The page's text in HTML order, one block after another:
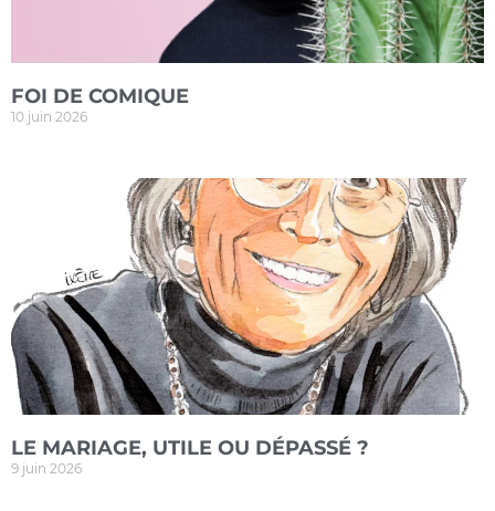
FOI DE COMIQUE
10 juin 2026
LE MARIAGE, UTILE OU DÉPASSÉ ?
9 juin 2026